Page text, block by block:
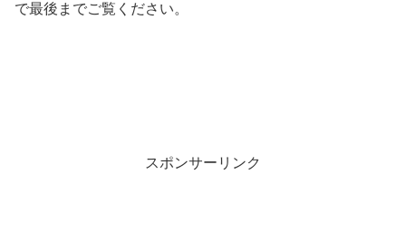
で最後までご覧ください。
スポンサーリンク